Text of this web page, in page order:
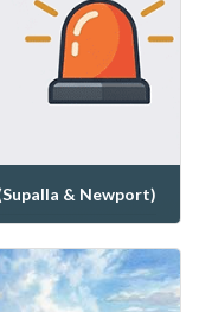
& Newport)